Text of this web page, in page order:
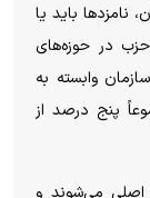
از آن، نامزد‌ها باید یا
در حوزه‌های
وابسته به
پنج درصد از
اصلی می‌شوند و